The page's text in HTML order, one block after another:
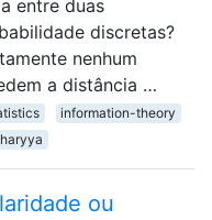
entre duas
discretas?
nenhum
a distância …
information-theory
ou